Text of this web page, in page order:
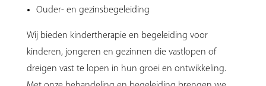
Ouder- en gezinsbegeleiding
Wij bieden kindertherapie en begeleiding voor
kinderen, jongeren en gezinnen die vastlopen of
dreigen vast te lopen in hun groei en ontwikkeling.